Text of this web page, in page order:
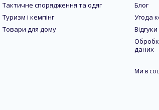
увагою користуються складна
рішення для тих, хто цінує безпеку,
використання.
Тактичне спорядження та одяг
Туризм і кемпінг
Товари для дому
Блог
Угода
даних
Ми в